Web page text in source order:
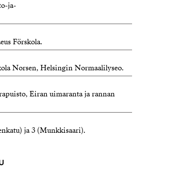
ja-
Förskola.
Norsen, Helsingin Normaalilyseo.
Eiran uimaranta ja rannan
ja 3 (Munkkisaari).